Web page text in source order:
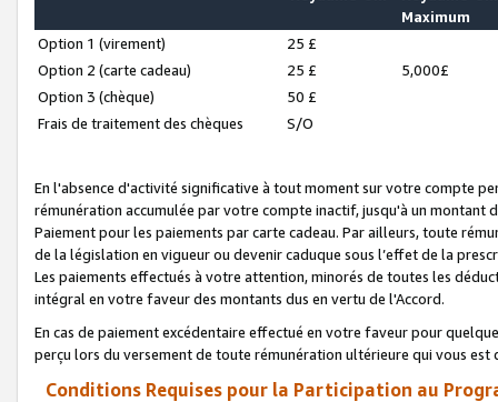
Maximum
Option 1 (virement)
25 £
Option 2 (carte cadeau)
25 £
5,000£
Option 3 (chèque)
50 £
Frais de traitement des chèques
S/O
En l'absence d'activité significative à tout moment sur votre compte
rémunération accumulée par votre compte inactif, jusqu'à un montant
Paiement pour les paiements par carte cadeau. Par ailleurs, toute
de la législation en vigueur ou devenir caduque sous l’effet de la
Les paiements effectués à votre attention, minorés de toutes les
intégral en votre faveur des montants dus en vertu de l'Accord.
En cas de paiement excédentaire effectué en votre faveur pour
perçu lors du versement de toute rémunération ultérieure qui vous est
Conditions Requises pour la Participation au